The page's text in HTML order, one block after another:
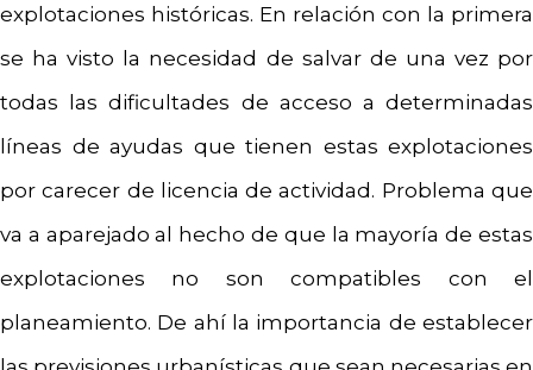
explotaciones históricas. En relación con la primera
se ha visto la necesidad de salvar de una vez por
todas las dificultades de acceso a determinadas
líneas de ayudas que tienen estas explotaciones
por carecer de licencia de actividad. Problema que
va a aparejado al hecho de que la mayoría de estas
explotaciones no son compatibles con el
planeamiento. De ahí la importancia de establecer